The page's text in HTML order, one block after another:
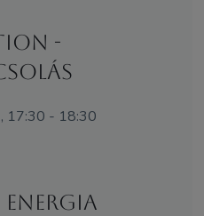
-
17:30 - 18:30